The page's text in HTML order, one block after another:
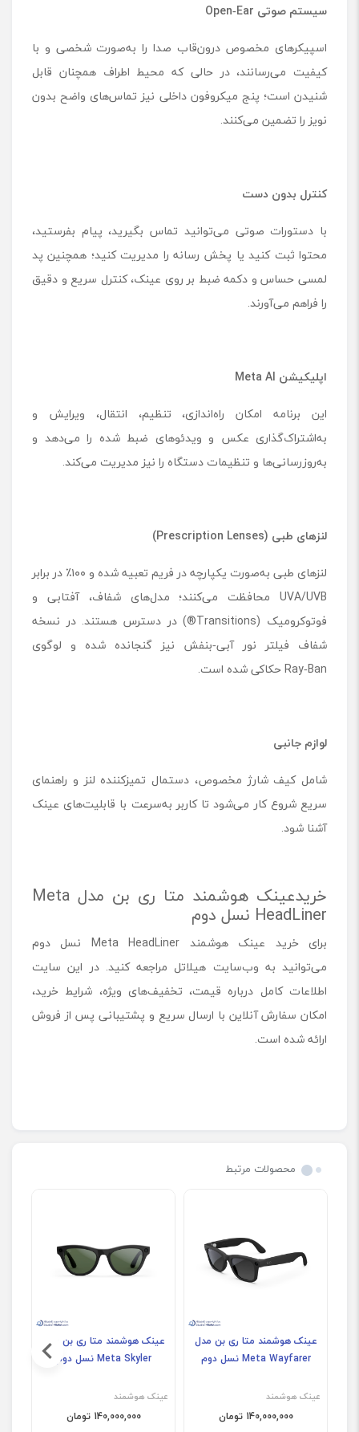
سیستم صوتی Open‑Ear
اسپیکرهای مخصوص در‌ون‌قاب صدا را به‌صورت شخصی و با
کیفیت می‌رسانند، در حالی که محیط اطراف همچنان قابل
شنیدن است؛ پنج میکروفون داخلی نیز تماس‌های واضح بدون
نویز را تضمین می‌کنند.
کنترل بدون دست
با دستورات صوتی می‌توانید تماس بگیرید، پیام بفرستید،
محتوا ثبت کنید یا پخش رسانه را مدیریت کنید؛ همچنین پد
لمسی حساس و دکمه ضبط بر روی عینک، کنترل سریع و دقیق
را فراهم می‌آورند.
اپلیکیشن Meta AI
این برنامه امکان راه‌اندازی، تنظیم، انتقال، ویرایش و
به‌اشتراک‌گذاری عکس و ویدئوهای ضبط شده را می‌دهد و
به‌روزرسانی‌ها و تنظیمات دستگاه را نیز مدیریت می‌کند.
لنزهای طبی (Prescription Lenses)
لنزهای طبی به‌صورت یکپارچه در فریم تعبیه شده و ۱۰۰٪ در برابر
UVA/UVB محافظت می‌کنند؛ مدل‌های شفاف، آفتابی و
فوتوکرومیک (Transitions®) در دسترس هستند. در نسخه
شفاف فیلتر نور آبی‑بنفش نیز گنجانده شده و لوگوی
Ray‑Ban حکاکی شده است.
لوازم جانبی
شامل کیف شارژ مخصوص، دستمال تمیزکننده لنز و راهنمای
سریع شروع کار می‌شود تا کاربر به‌سرعت با قابلیت‌های عینک
آشنا شود.
خریدعینک هوشمند متا ری بن مدل Meta
HeadLiner نسل دوم
برای خرید عینک هوشمند Meta HeadLiner نسل دوم
می‌توانید به وب‌سایت هیلاتل مراجعه کنید. در این سایت
اطلاعات کامل درباره قیمت، تخفیف‌های ویژه، شرایط خرید،
امکان سفارش آنلاین با ارسال سریع و پشتیبانی پس از فروش
ارائه شده است.
محصولات مرتبط
عینک هوشمند متا ری بن مدل
Meta Wayfarer نسل دوم
عینک هوشمند
140,000,000 تومان
عینک هوشمند متا ری بن مدل
Meta Skyler نسل دوم
عینک هوشمند
140,000,000 تومان